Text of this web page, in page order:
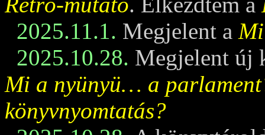
2025.11.1. Megjelent a
2025.10.28. Megjelent új
Mi a nyünyü… a
könyvnyomtatás?